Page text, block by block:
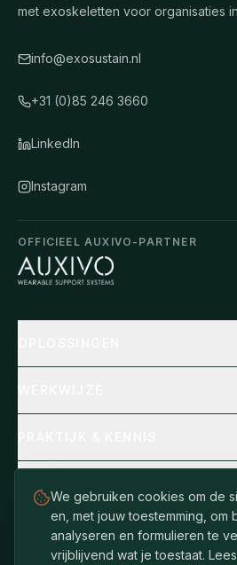
met exoskeletten voor organisaties
info@exosustain.nl
+31 (0)85 246 3660
LinkedIn
Instagram
OFFICIEEL AUXIVO-PARTNER
We gebruiken cookies om de
en, met jouw toestemming,
analyseren en formulieren te
vrijblijvend wat je toestaat.